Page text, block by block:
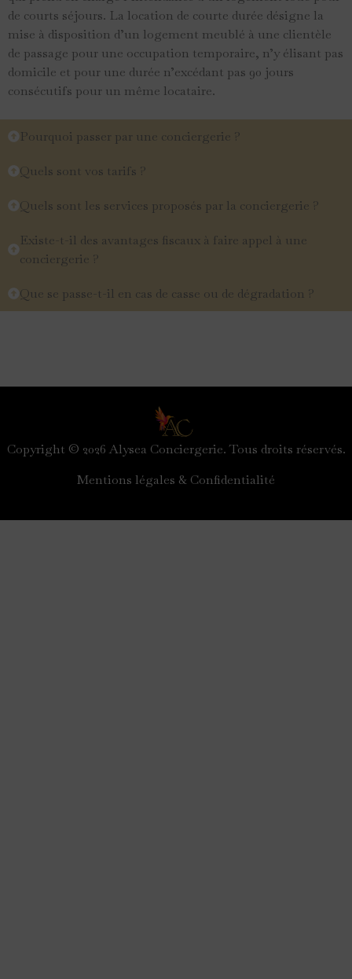
de courts séjours. La location de courte durée désigne la
mise à disposition d’un logement meublé à une clientèle
de passage pour une occupation temporaire, n’y élisant pas
domicile et pour une durée n’excédant pas 90 jours
consécutifs pour un même locataire.
Pourquoi passer par une conciergerie ?
Quels sont vos tarifs ?
Quels sont les services proposés par la conciergerie ?
Existe-t-il des avantages fiscaux à faire appel à une
conciergerie ?
Que se passe-t-il en cas de casse ou de dégradation ?
Copyright © 2026 Alysea Conciergerie. Tous droits réservés.
Mentions légales & Confidentialité